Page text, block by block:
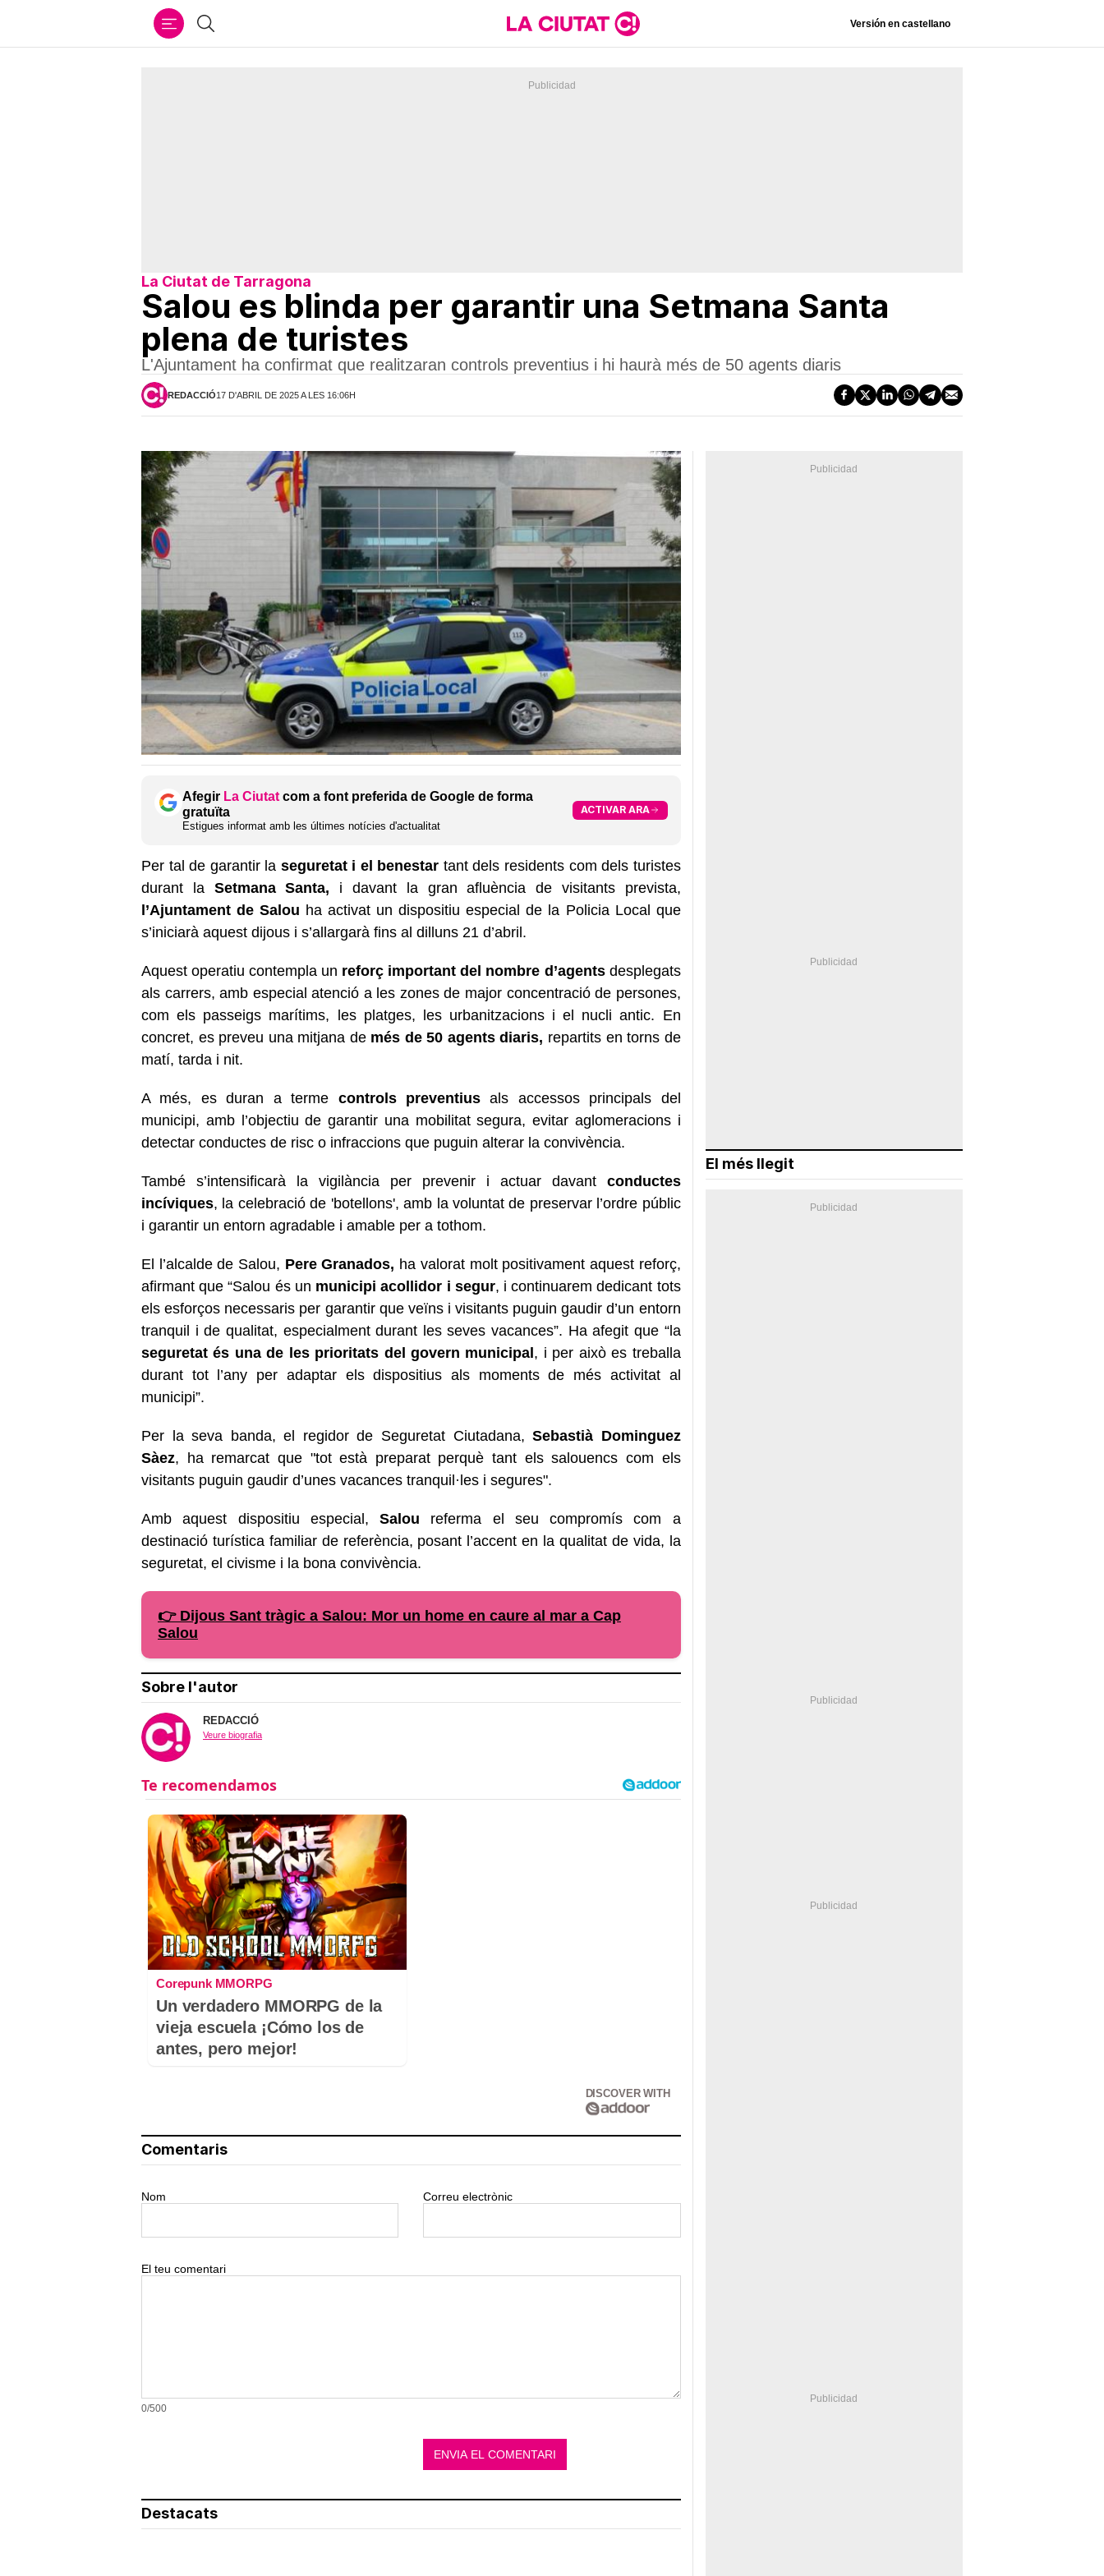
Cercar Versión en castellano
La Ciutat de Tarragona
Salou es blinda per garantir una Setmana Santa
plena de turistes
L'Ajuntament ha confirmat que realitzaran controls preventius i hi haurà més de 50 agents diaris
REDACCIÓ17 D'ABRIL DE 2025 A LES 16:06H
Afegir La Ciutat com a font preferida de Google de forma
gratuïta
Estigues informat amb les últimes notícies d'actualitat
ACTIVAR ARA
Per tal de garantir la seguretat i el benestar tant dels residents com dels turistes
durant la Setmana Santa, i davant la gran afluència de visitants prevista,
l’Ajuntament de Salou ha activat un dispositiu especial de la Policia Local que
s’iniciarà aquest dijous i s’allargarà fins al dilluns 21 d’abril.
Aquest operatiu contempla un reforç important del nombre d’agentsdesplegats
als carrers, amb especial atenció a les zones de major concentració de persones,
com els passeigs marítims, les platges, les urbanitzacions i el nucli antic. En
concret, es preveu una mitjana de més de 50 agents diaris, repartits en torns de
matí, tarda i nit.
A més, es duran a terme controls preventiusals accessos principals del
municipi, amb l’objectiu de garantir una mobilitat segura, evitar aglomeracions i
detectar conductes de risc o infraccions que puguin alterar la convivència.
També s’intensificarà la vigilància per prevenir i actuar davantconductes
incíviques, la celebració de 'botellons', amb la voluntat de preservar l’ordre públic
i garantir un entorn agradable i amable per a tothom.
El l’alcalde de Salou, Pere Granados, ha valorat molt positivament aquest reforç,
afirmant que “Salou és un municipi acollidor i segur, i continuarem dedicant tots
els esforços necessaris per garantir que veïns i visitants puguin gaudir d’un entorn
tranquil i de qualitat, especialment durant les seves vacances”. Ha afegit que “la
seguretat és una de les prioritats del govern municipal, i per això es treballa
durant tot l’any per adaptar els dispositius als moments de més activitat al
municipi”.
Per la seva banda, el regidor de Seguretat Ciutadana, Sebastià Dominguez
Sàez, ha remarcat que "tot està preparat perquè tant els salouencs com els
visitants puguin gaudir d’unes vacances tranquil·les i segures".
Amb aquest dispositiu especial,Salou referma el seu compromís com a
destinació turística familiar de referència, posant l’accent en la qualitat de vida, la
seguretat, el civisme i la bona convivència.
👉 Dijous Sant tràgic a Salou: Mor un home en caure al mar a Cap
Salou
Sobre l'autor
REDACCIÓ
Veure biografia
Corepunk MMORPG
Un verdadero MMORPG de la
vieja escuela ¡Cómo los de
antes, pero mejor!
DISCOVER WITH
Comentaris
Nom Correu electrònic
El teu comentari
0/500
Destacats
El més llegit